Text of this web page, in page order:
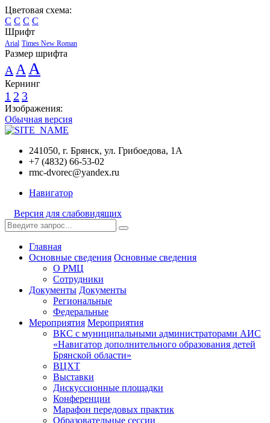
Цветовая схема:
C C C C
Шрифт
Arial Times New Roman
Размер шрифта
A A A
Кернинг
1 2 3
Изображения:
Обычная версия
241050, г. Брянск, ул. Грибоедова, 1А
+7 (4832) 66-53-02
rmc-dvorec@yandex.ru
Навигатор
Версия для слабовидящих
Главная
Основные сведения Основные сведения
О РМЦ
Сотрудники
Документы Документы
Региональные
Федеральные
Мероприятия Мероприятия
ВКС с муниципальными администраторами АИС
«Навигатор дополнительного образования детей
Брянской области»
ВЦХТ
Выставки
Дискуссионные площадки
Конференции
Марафон передовых практик
Образовательные сессии